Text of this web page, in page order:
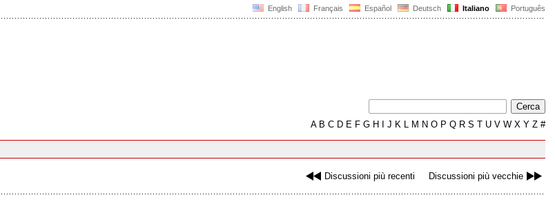
English Français Español Deutsch Italiano Português
AB C D E F G H J K L M N O P Q R S T U V W X Y Z #
Discussioni più recenti Discussioni più vecchie